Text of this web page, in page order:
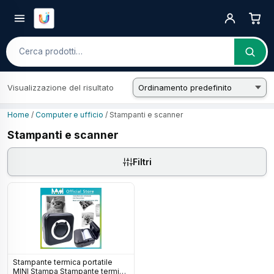
Cerca
Visualizzazione del risultato
Home / Computer e ufficio / Stampanti e scanner
Stampanti e scanner
Filtri
Stampante termica portatile
MINI Stampa Stampante termica